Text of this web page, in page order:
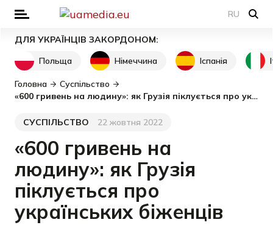
RU
ДЛЯ УКРАЇНЦІВ ЗАКОРДОНОМ:
Польща
Німеччина Іспанія
Головна
Суспільство
«600 гривень на людину»: як Грузія піклується про українських біженців
Категорія
СУСПІЛЬСТВО
Дата публікації22 жовтня 2022
«600 гривень на
людину»: як Грузія
піклується про
українських біженців